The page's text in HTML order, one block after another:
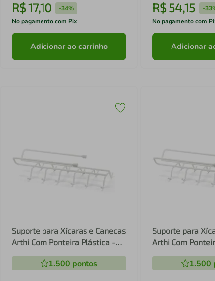
R$17,10 -34%
No pagamento com Pix
Adicionar ao carrinho
R$54,15 -
No pagamento com
Adicionar
Suporte para Xícaras e Canecas
Arthi Com Ponteira Plástica -
Branco
1.500 pontos
Suporte para
Arthi Com
Branco
1.500